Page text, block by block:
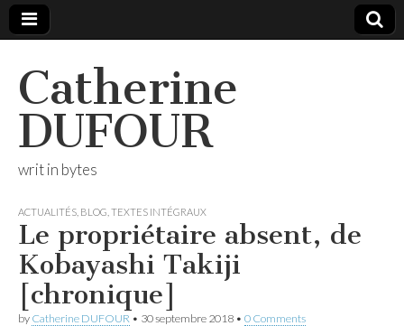
Catherine
DUFOUR
writ in bytes
ACTUALITÉS BLOG TEXTES INTÉGRAUX
Le propriétaire absent, de
Kobayashi Takiji
[chronique]
by Catherine DUFOUR • 30 septembre 2018 • 0 Comments